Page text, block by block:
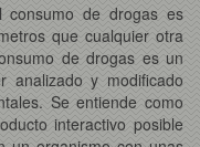
consumo de drogas es
que cualquier otra
de drogas es un
analizado y modificado
Se entiende como
interactivo posible